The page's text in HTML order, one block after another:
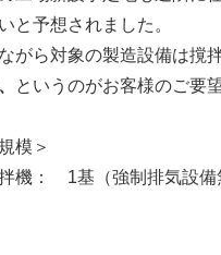
と予想されました。
がら対象の製造設備は撹
というのがお客様のご要
模＞
機： 1基（強制排気設備